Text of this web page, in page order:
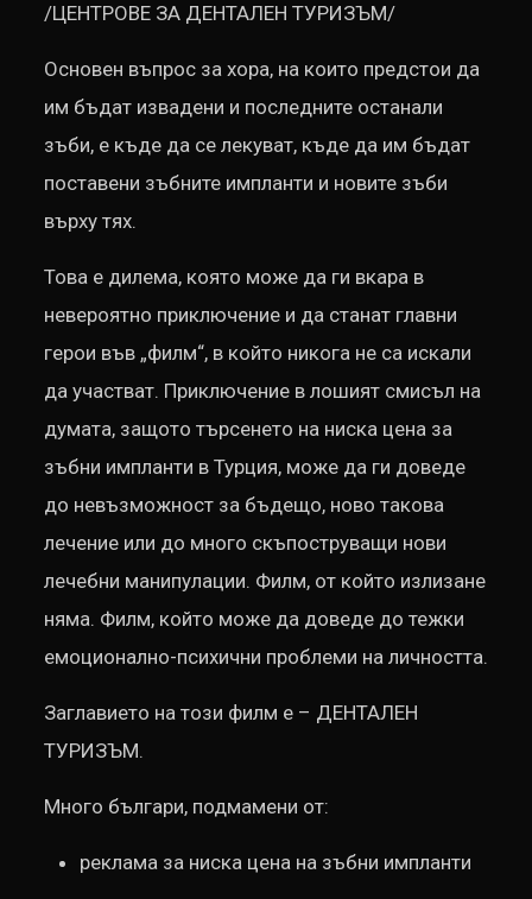
/ЦЕНТРОВЕ ЗА ДЕНТАЛЕН ТУРИЗЪМ/
Основен въпрос за хора, на които предстои да
им бъдат извадени и последните останали
зъби, е къде да се лекуват, къде да им бъдат
поставени зъбните импланти и новите зъби
върху тях.
Това е дилема, която може да ги вкара в
невероятно приключение и да станат главни
герои във „филм“, в който никога не са искали
да участват. Приключение в лошият смисъл на
думата, защото търсенето на ниска цена за
зъбни импланти в Турция, може да ги доведе
до невъзможност за бъдещо, ново такова
лечение или до много скъпоструващи нови
лечебни манипулации. Филм, от който излизане
няма. Филм, който може да доведе до тежки
емоционално-психични проблеми на личността.
Заглавието на този филм е – ДЕНТАЛЕН
ТУРИЗЪМ.
Много българи, подмамени от:
реклама за ниска цена на зъбни импланти